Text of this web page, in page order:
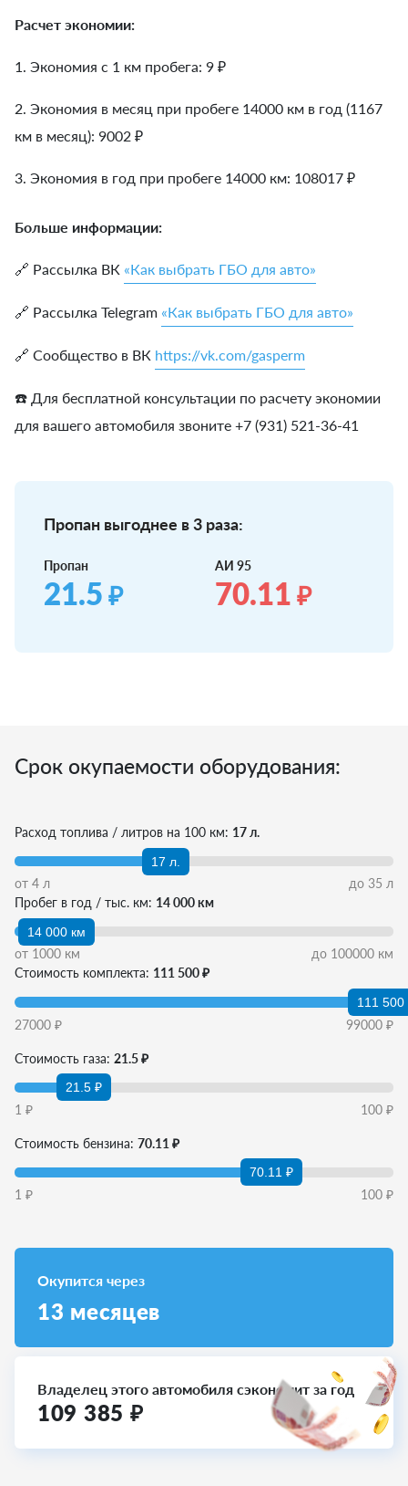
Расчет экономии:
1. Экономия с 1 км пробега: 9 ₽
2. Экономия в месяц при пробеге 14000 км в год (1167
км в месяц): 9002 ₽
3. Экономия в год при пробеге 14000 км: 108017 ₽
Больше информации:
🔗 Рассылка ВК «Как выбрать ГБО для авто»
🔗 Рассылка Telegram «Как выбрать ГБО для авто»
🔗 Сообщество в ВК https://vk.com/gasperm
☎️ Для бесплатной консультации по расчету экономии
для вашего автомобиля звоните +7 (931) 521-36-41
Пропан выгоднее в 3 раза:
Пропан
21.5 ₽
АИ 95
70.11 ₽
Срок окупаемости оборудования:
Расход топлива / литров на 100 км: 17 л.
17 л.
от 4 л до 35 л
Пробег в год / тыс. км: 14 000 км
14 000 км
от 1000 км до 100000 км
Стоимость комплекта: 111 500 ₽
111 500
27000 ₽ 99000 ₽
Стоимость газа: 21.5 ₽
21.5 ₽
1 ₽ 100 ₽
Стоимость бензина: 70.11 ₽
70.11 ₽
1 ₽ 100 ₽
Окупится через
13 месяцев
Владелец этого автомобиля сэкономит за год
109 385 ₽